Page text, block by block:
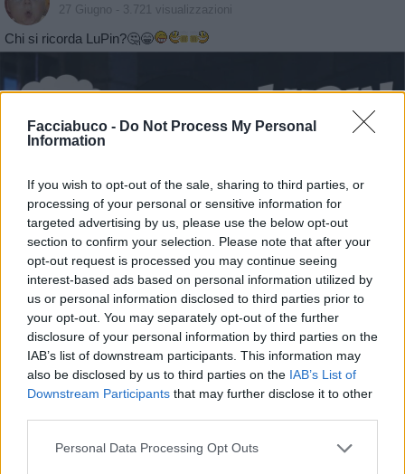
Facciabuco - Do Not Process My Personal
Information
If you wish to opt-out of the sale, sharing to third parties, or
processing of your personal or sensitive information for
targeted advertising by us, please use the below opt-out
section to confirm your selection. Please note that after your
opt-out request is processed you may continue seeing
interest-based ads based on personal information utilized by
us or personal information disclosed to third parties prior to
your opt-out. You may separately opt-out of the further
disclosure of your personal information by third parties on the
IAB’s list of downstream participants. This information may
also be disclosed by us to third parties on the IAB’s List of
Downstream Participants that may further disclose it to other
Personal Data Processing Opt Outs
27 Giugno - 3.721 visualizzazioni
Chi si ricorda LuPin?🤔😁
Stime: 12  Commenti: 8
Ti stimo fratello